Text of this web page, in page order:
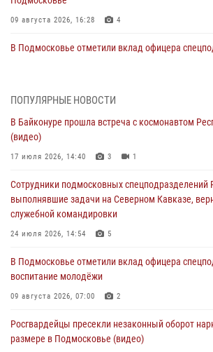
09 августа 2026, 16:28 4
В Подмосковье отметили вклад офицера
воспитанников детского лагеря в Байконуре
08 августа 2026, 07:00
по Московской области принял участие во
совещании-семинаре в Нижнем Новгороде
07 августа 2026, 14:53
проникновении в частный дом в Подмосковье
07 августа 2026, 13:36
дебошира в Подмосковье (видео)
07 августа 2026, 13:21 1
ПОПУЛЯРНЫЕ НОВОСТИ
В Байконуре прошла встреча с космонавтом
(видео)
17 июля 2026, 14:40 3 1
Сотрудники подмосковных спецподразделений
выполнявшие задачи на Северном Кавказе,
служебной командировки
24 июля 2026, 14:54 5
В Подмосковье отметили вклад офицера
воспитание молодёжи
09 августа 2026, 07:00 2
Росгвардейцы пресекли незаконный оборот
размере в Подмосковье (видео)